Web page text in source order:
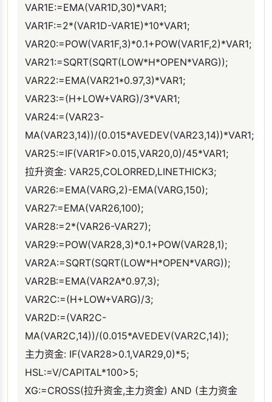
VAR1E:=EMA(VAR1D,30)*VAR1;
VAR1F:=2*(VAR1D-VAR1E)*10*VAR1;
VAR20:=POW(VAR1F,3)*0.1+POW(VAR1F,2)*VAR1;
VAR21:=SQRT(SQRT(LOW*H*OPEN*VARG));
VAR22:=EMA(VAR21*0.97,3)*VAR1;
VAR23:=(H+LOW+VARG)/3*VAR1;
VAR24:=(VAR23-
MA(VAR23,14))/(0.015*AVEDEV(VAR23,14))*VAR1;
VAR25:=IF(VAR1F>0.015,VAR20,0)/45*VAR1;
拉升资金: VAR25,COLORRED,LINETHICK3;
VAR26:=EMA(VARG,2)-EMA(VARG,150);
VAR27:=EMA(VAR26,100);
VAR28:=2*(VAR26-VAR27);
VAR29:=POW(VAR28,3)*0.1+POW(VAR28,1);
VAR2A:=SQRT(SQRT(LOW*H*OPEN*VARG));
VAR2B:=EMA(VAR2A*0.97,3);
VAR2C:=(H+LOW+VARG)/3;
VAR2D:=(VAR2C-
MA(VAR2C,14))/(0.015*AVEDEV(VAR2C,14));
主力资金: IF(VAR28>0.1,VAR29,0)*5;
HSL:=V/CAPITAL*100>5;
XG:=CROSS(拉升资金,主力资金) AND (主力资金